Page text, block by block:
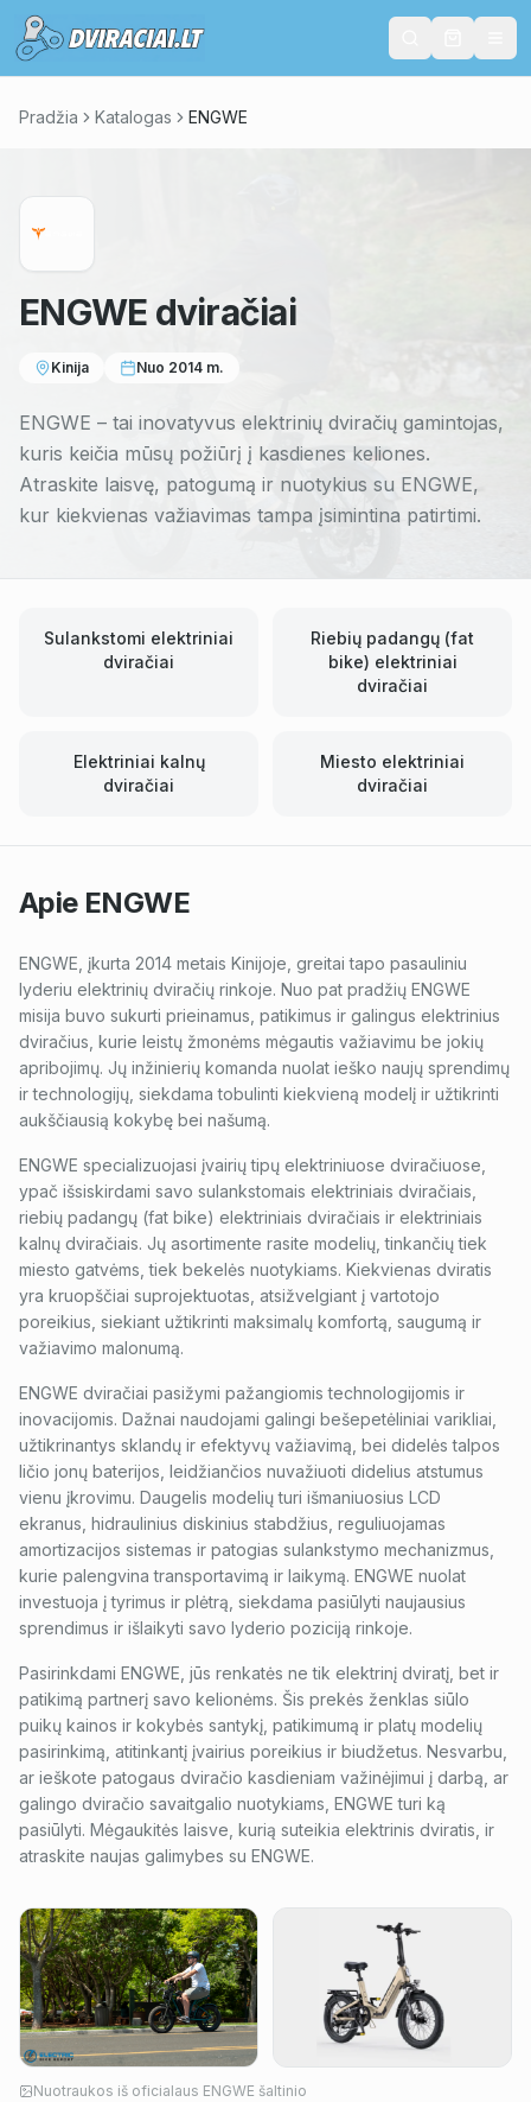
Pradžia Katalogas ENGWE
ENGWE dviračiai
Kinija Nuo 2014 m.
ENGWE – tai inovatyvus elektrinių dviračių gamintojas,
kuris keičia mūsų požiūrį į kasdienes keliones.
Atraskite laisvę, patogumą ir nuotykius su ENGWE,
kur kiekvienas važiavimas tampa įsimintina patirtimi.
Sulankstomi elektriniai
dviračiai
Riebių padangų (fat
bike) elektriniai
dviračiai
Elektriniai kalnų
dviračiai
Miesto elektriniai
dviračiai
Apie ENGWE
ENGWE, įkurta 2014 metais Kinijoje, greitai tapo pasauliniu
lyderiu elektrinių dviračių rinkoje. Nuo pat pradžių ENGWE
misija buvo sukurti prieinamus, patikimus ir galingus elektrinius
dviračius, kurie leistų žmonėms mėgautis važiavimu be jokių
apribojimų. Jų inžinierių komanda nuolat ieško naujų sprendimų
ir technologijų, siekdama tobulinti kiekvieną modelį ir užtikrinti
aukščiausią kokybę bei našumą.
ENGWE specializuojasi įvairių tipų elektriniuose dviračiuose,
ypač išsiskirdami savo sulankstomais elektriniais dviračiais,
riebių padangų (fat bike) elektriniais dviračiais ir elektriniais
kalnų dviračiais. Jų asortimente rasite modelių, tinkančių tiek
miesto gatvėms, tiek bekelės nuotykiams. Kiekvienas dviratis
yra kruopščiai suprojektuotas, atsižvelgiant į vartotojo
poreikius, siekiant užtikrinti maksimalų komfortą, saugumą ir
važiavimo malonumą.
ENGWE dviračiai pasižymi pažangiomis technologijomis ir
inovacijomis. Dažnai naudojami galingi bešepetėliniai varikliai,
užtikrinantys sklandų ir efektyvų važiavimą, bei didelės talpos
ličio jonų baterijos, leidžiančios nuvažiuoti didelius atstumus
vienu įkrovimu. Daugelis modelių turi išmaniuosius LCD
ekranus, hidraulinius diskinius stabdžius, reguliuojamas
amortizacijos sistemas ir patogias sulankstymo mechanizmus,
kurie palengvina transportavimą ir laikymą. ENGWE nuolat
investuoja į tyrimus ir plėtrą, siekdama pasiūlyti naujausius
sprendimus ir išlaikyti savo lyderio poziciją rinkoje.
Pasirinkdami ENGWE, jūs renkatės ne tik elektrinį dviratį, bet ir
patikimą partnerį savo kelionėms. Šis prekės ženklas siūlo
puikų kainos ir kokybės santykį, patikimumą ir platų modelių
pasirinkimą, atitinkantį įvairius poreikius ir biudžetus. Nesvarbu,
ar ieškote patogaus dviračio kasdieniam važinėjimui į darbą, ar
galingo dviračio savaitgalio nuotykiams, ENGWE turi ką
pasiūlyti. Mėgaukitės laisve, kurią suteikia elektrinis dviratis, ir
atraskite naujas galimybes su ENGWE.
Nuotraukos iš oficialaus ENGWE šaltinio